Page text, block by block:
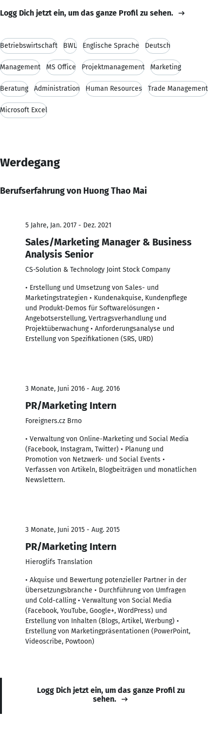
Logg Dich jetzt ein, um das ganze Profil zu sehen.
Betriebswirtschaft BWL Englische Sprache Deutsch
Management MS Office Projektmanagement Marketing
Beratung Administration Human Resources Trade Management
Microsoft Excel
Werdegang
Berufserfahrung von Huong Thao Mai
5 Jahre, Jan. 2017 - Dez. 2021
Sales/Marketing Manager & Business
Analysis Senior
CS-Solution & Technology Joint Stock Company
• Erstellung und Umsetzung von Sales- und
Marketingstrategien • Kundenakquise, Kundenpflege
und Produkt-Demos für Softwarelösungen •
Angebotserstellung, Vertragsverhandlung und
Projektüberwachung • Anforderungsanalyse und
Erstellung von Spezifikationen (SRS, URD)
3 Monate, Juni 2016 - Aug. 2016
PR/Marketing Intern
Foreigners.cz Brno
• Verwaltung von Online-Marketing und Social Media
(Facebook, Instagram, Twitter) • Planung und
Promotion von Netzwerk- und Social Events •
Verfassen von Artikeln, Blogbeiträgen und monatlichen
Newslettern.
3 Monate, Juni 2015 - Aug. 2015
PR/Marketing Intern
Hieroglifs Translation
• Akquise und Bewertung potenzieller Partner in der
Übersetzungsbranche • Durchführung von Umfragen
und Cold-calling • Verwaltung von Social Media
(Facebook, YouTube, Google+, WordPress) und
Erstellung von Inhalten (Blogs, Artikel, Werbung) •
Erstellung von Marketingpräsentationen (PowerPoint,
Videoscribe, Powtoon)
Logg Dich jetzt ein, um das ganze Profil zu
sehen.